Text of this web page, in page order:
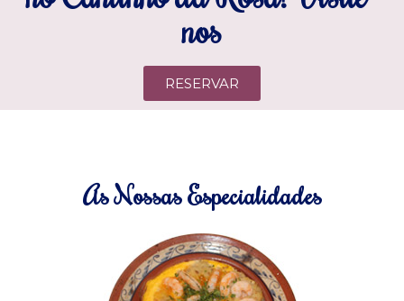
nos
RESERVAR
As Nossas Especialidades